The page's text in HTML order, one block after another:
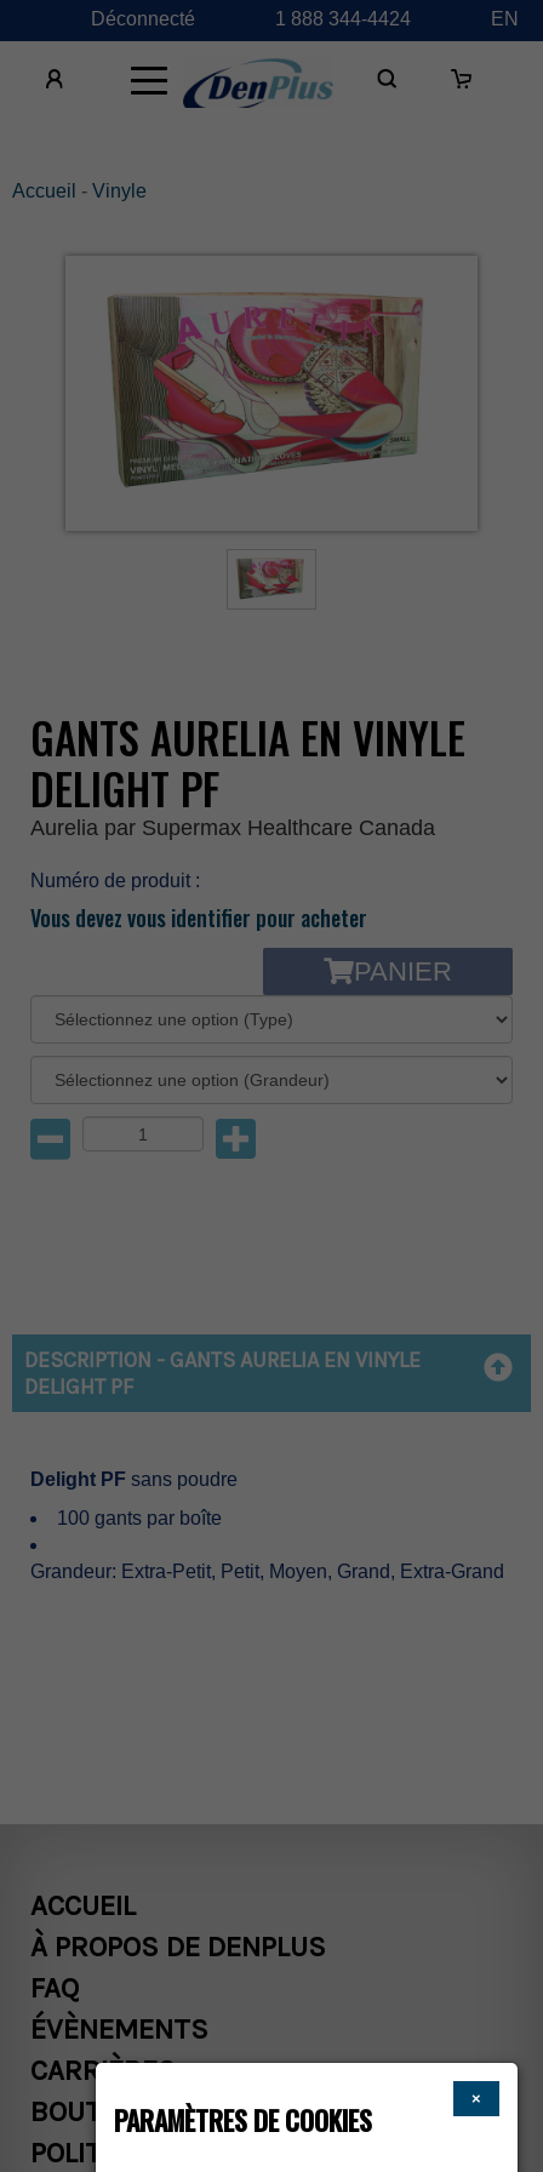
Déconnecté 1 888 344-4424 EN
×
Accueil - Vinyle
GANTS AURELIA EN VINYLE
DELIGHT PF
Aurelia par Supermax Healthcare Canada
Numéro de produit :
Vous devez vous identifier pour acheter
PANIER
DESCRIPTION - GANTS AURELIA EN VINYLE
DELIGHT PF
Delight PF sans poudre
100 gants par boîte
Grandeur: Extra-Petit, Petit, Moyen, Grand, Extra-Grand
ACCUEIL
À PROPOS DE DENPLUS
FAQ
ÉVÈNEMENTS
CARRIÈRES
BOUTIQUE
POLITIQUES COMMERCIALES
×
PARAMÈTRES DE COOKIES